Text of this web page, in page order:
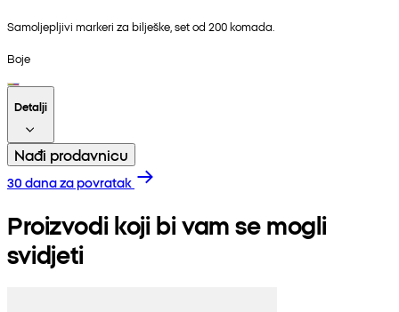
Samoljepljivi markeri za bilješke, set od 200 komada.
Boje
Detalji
Nađi prodavnicu
30 dana za povratak
Proizvodi koji bi vam se mogli
svidjeti